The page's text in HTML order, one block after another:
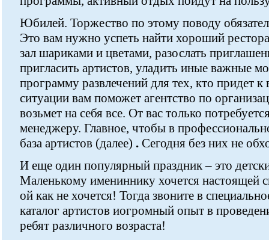
Юбилей. Торжество по этому поводу
Это вам нужно успеть найти хороший
зал шариками и цветами, разослать
пригласить артистов, уладить иные важные
программу развлечений для тех, кто придет
ситуации вам поможет агентство по
возьмет на себя все. От вас только
менеджеру. Главное, чтобы в
база артистов (далее) . Сегодня без них не
И еще один популярный праздник – это
Маленькому имениннику хочется настоящей
ой как не хочется! Тогда звоните в
каталог артистов иогромный опыт в
ребят различного возраста!